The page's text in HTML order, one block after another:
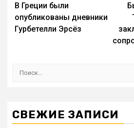
В Греции были
опубликованы дневники
Гурбетелли Эрсёз
СВЕЖИЕ ЗАПИСИ